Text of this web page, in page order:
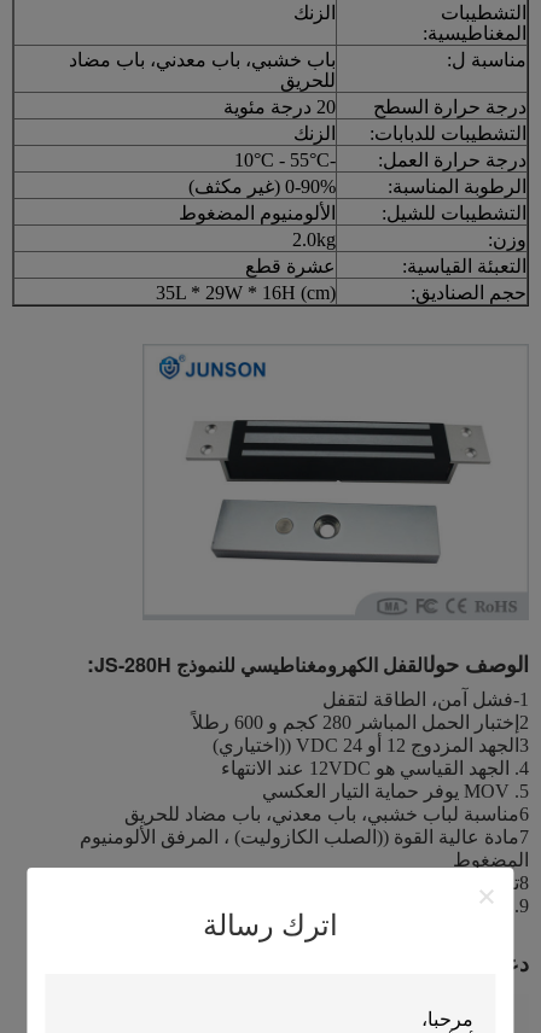
اترك رسالة
التشطيبات
المغناطيسية:
الزنك
مناسبة ل:
باب خشبي، باب معدني، باب مضاد
للحريق
درجة حرارة السطح
20 درجة مئوية
التشطيبات للدبابات:
الزنك
درجة حرارة العمل:
-10°C - 55°C
الرطوبة المناسبة:
0-90% (غير مكثف)
التشطيبات للشيل:
الألومنيوم المضغوط
وزن:
2.0kg
التعبئة القياسية:
عشرة قطع
حجم الصناديق:
35L * 29W * 16H (cm)
الوصف حولالقفل الكهرومغناطيسي للنموذج JS-280H :
1-فشل آمن، الطاقة لتقفل
2إختبار الحمل المباشر 280 كجم و 600 رطلاً
3الجهد المزدوج 12 أو 24 VDC ((اختياري)
4. الجهد القياسي هو 12VDC عند الانتهاء
5. MOV يوفر حماية التيار العكسي
6مناسبة لباب خشبي، باب معدني، باب مضاد للحريق
7مادة عالية القوة ((الصلب الكازوليت) ، المرفق الألومنيوم
المضغوط
8تصميم بدون مشبك ميكاني
9. زيادة قوة الاحتفاظ ، مزدوجة الحاجز العازل
دعامة تركيب المنتج